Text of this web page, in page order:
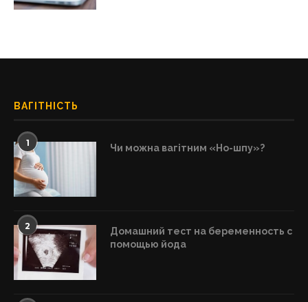
ВАГІТНІСТЬ
1 Чи можна вагітним «Но-шпу»?
2
Домашний тест на беременность с
помощью йода